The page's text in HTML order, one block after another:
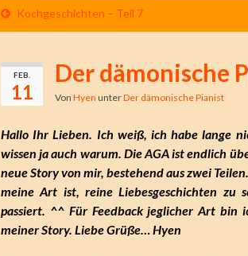
Kochgeschichten – Teil 7
FEB.
11
Der dämonische
Von Hyen unterDer dämonische Pianist
Hallo Ihr Lieben. Ich weiß, ich habe lange
wissen ja auch warum. Die AGA ist endlich
neue Story von mir, bestehend aus zwei
meine Art ist, reine Liebesgeschichten zu
passiert. ^^ Für Feedback jeglicher Art
meiner Story. Liebe Grüße… Hyen